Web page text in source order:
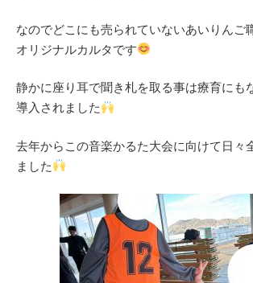
なのでどこにも売られていないあいりんご
オリジナルカルタです
静かに座り耳で聞き札を取る事は療育にも
導入されました
去年からこの音楽かるた大会に向けて日々
ました